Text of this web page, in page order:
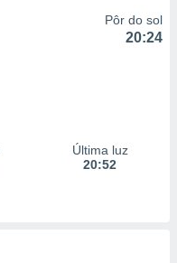
Pôr do sol
20:24
Última luz
20:52